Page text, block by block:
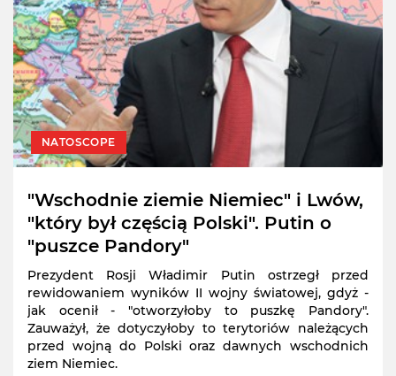
NATOSCOPE
"Wschodnie ziemie Niemiec" i Lwów,
"który był częścią Polski". Putin o
"puszce Pandory"
Prezydent Rosji Władimir Putin ostrzegł przed
rewidowaniem wyników II wojny światowej, gdyż -
jak ocenił - "otworzyłoby to puszkę Pandory".
Zauważył, że dotyczyłoby to terytoriów należących
przed wojną do Polski oraz dawnych wschodnich
ziem Niemiec.